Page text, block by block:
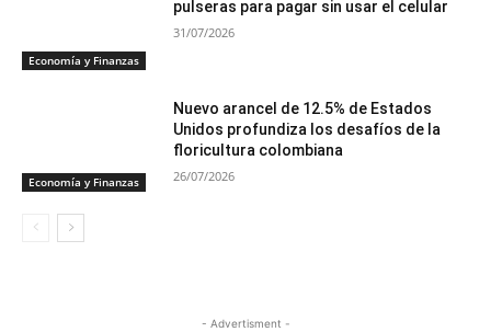
Economía y Finanzas
pulseras para pagar sin usar el celular
31/07/2026
Economía y Finanzas
Nuevo arancel de 12.5% de Estados
Unidos profundiza los desafíos de la
floricultura colombiana
26/07/2026
- Advertisment -